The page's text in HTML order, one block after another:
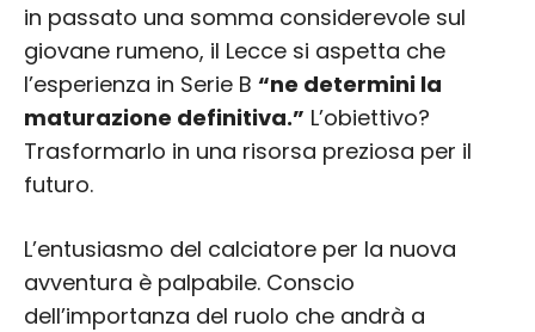
in passato una somma considerevole sul
giovane rumeno, il Lecce si aspetta che
l’esperienza in Serie B “ne determini la
maturazione definitiva.” L’obiettivo?
Trasformarlo in una risorsa preziosa per il
futuro.
L’entusiasmo del calciatore per la nuova
avventura è palpabile. Conscio
dell’importanza del ruolo che andrà a